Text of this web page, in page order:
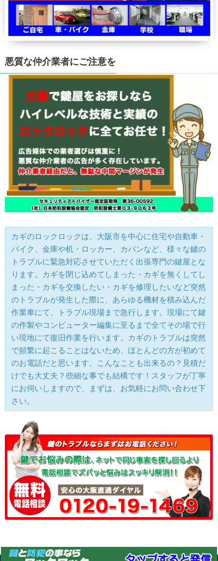
悪質な仲介業者にご注意を
カギのロックロックは、大阪市を中心に住宅や自動車・
バイク、金庫や机・ロッカー、カバンなど、様々な鍵の
トラブルに緊急対応させていただく出張専門の鍵屋とな
ります。カギを閉じ込めてしまった・カギを無くしてし
まった・カギを交換したい・カギを修理したいなど突然
のトラブルが発生した際に、あらゆる機材を積み込んだ
作業車にて、トラブル現場まで急行します。現場にて鍵
の作製やコンピューター編集に至るまで全てその場で行
い現地にて復旧作業を行います。カギのトラブルは突然
で頻繁に起こることはないため、ほとんどの方が初めて
のお電話だと思います。こんなことも出来るの？見積だ
けでも大丈夫？些細な事でも結構です！スタッフが丁寧
にお伺いしますので、まずは、お気軽にお問い合わせ下
さい。